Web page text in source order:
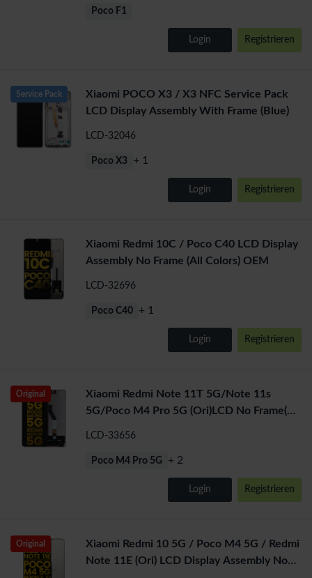
Poco F1
Login Registrieren
Service Pack
Xiaomi POCO X3 / X3 NFC Service Pack
LCD Display Assembly With Frame (Blue)
LCD-32046
Poco X3 + 1
Login Registrieren
Xiaomi Redmi 10C / Poco C40 LCD Display
Assembly No Frame (All Colors) OEM
LCD-32696
Poco C40 + 1
Login Registrieren
Original
Xiaomi Redmi Note 11T 5G/Note 11s
5G/Poco M4 Pro 5G (Ori)LCD No Frame(All
LCD-33656
Poco M4 Pro 5G + 2
Login Registrieren
Original
Xiaomi Redmi 10 5G / Poco M4 5G / Redmi
Note 11E (Ori) LCD Display Assembly No